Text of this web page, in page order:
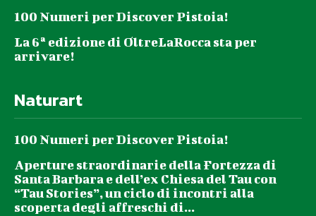
100 Numeri per Discover Pistoia!
La 6ª edizione di OltreLaRocca sta per
arrivare!
Naturart
100 Numeri per Discover Pistoia!
Aperture straordinarie della Fortezza di
Santa Barbara e dell’ex Chiesa del Tau con
“Tau Stories”, un ciclo di incontri alla
scoperta degli affreschi di...